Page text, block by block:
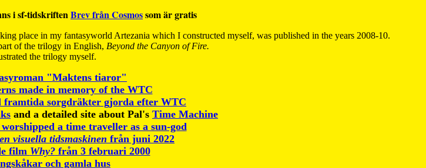
i sf-tidskriftenBrev från Cosmossom är gratis
place in my fantasyworld Artezania which I constructed myself, was published in the years 2008-10.
of the trilogy in English, Beyond the Canyon of Fire.
the trilogy myself.
"Maktens tiaror"
made in memory of the WTC
framtida sorgdräkter gjorda efter WTC
and a detailed site about Pal's Time Machine
a time traveller as a sun-god
visuella tidsmaskinen från juni 2022
film Why?från 3 februari 2000
och gamla hus